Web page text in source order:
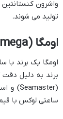
واشرون
تولید می شوند.
اومگا (Omega)
اومگا یک برند با
برند به دلیل دقت
ساعتی لوکس با